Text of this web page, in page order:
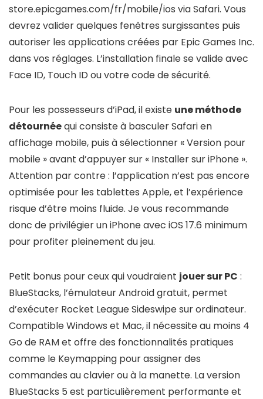
store.epicgames.com/fr/mobile/ios via Safari. Vous
devrez valider quelques fenêtres surgissantes puis
autoriser les applications créées par Epic Games Inc.
dans vos réglages. L’installation finale se valide avec
Face ID, Touch ID ou votre code de sécurité.
Pour les possesseurs d’iPad, il existe une méthode
détournéequi consiste à basculer Safari en
affichage mobile, puis à sélectionner « Version pour
mobile » avant d’appuyer sur « Installer sur iPhone ».
Attention par contre : l’application n’est pas encore
optimisée pour les tablettes Apple, et l’expérience
risque d’être moins fluide. Je vous recommande
donc de privilégier un iPhone avec iOS 17.6 minimum
pour profiter pleinement du jeu.
Petit bonus pour ceux qui voudraient jouer sur PC :
BlueStacks, l’émulateur Android gratuit, permet
d’exécuter Rocket League Sideswipe sur ordinateur.
Compatible Windows et Mac, il nécessite au moins 4
Go de RAM et offre des fonctionnalités pratiques
comme le Keymapping pour assigner des
commandes au clavier ou à la manette. La version
BlueStacks 5 est particulièrement performante et